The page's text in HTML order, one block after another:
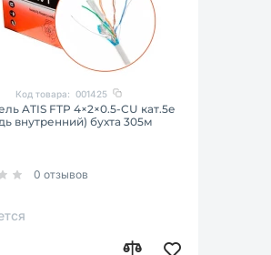
Код товара: 001425
ATIS FTP 4×2×0.5-CU кат.5е
внутренний) бухта 305м
0 отзывов